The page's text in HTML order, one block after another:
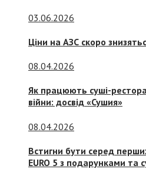
03.06.2026
Ціни на АЗС скоро
08.04.2026
Як працюють суші-
війни: досвід «Сушия»
08.04.2026
Встигни бути серед
EURO 5 з подарунками та